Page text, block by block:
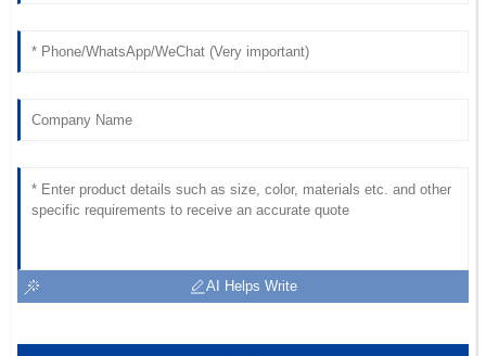
AI Helps Write